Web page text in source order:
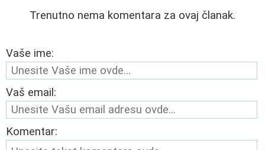
Trenutno nema komentara za ovaj članak.
Vaše ime:
Vaš email:
Komentar: